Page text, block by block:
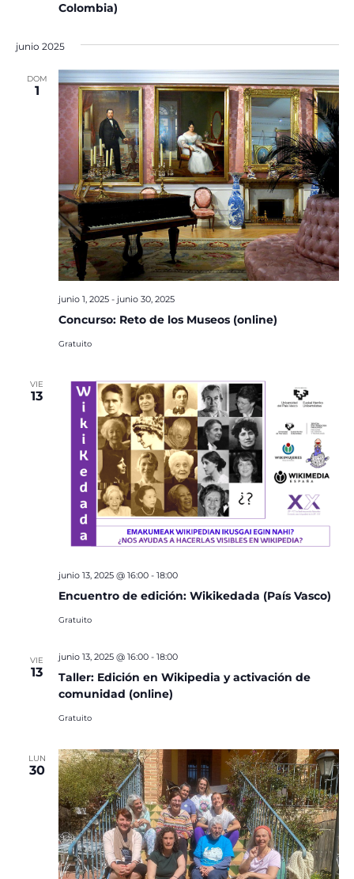
Colombia)
junio 2025
DOM
1
Concurso: Reto de los Museos (online)
junio 1, 2025- junio 30, 2025
Gratuito
VIE
13
Encuentro de edición: Wikikedada (País Vasco)
junio 13, 2025 @ 16:00- 18:00
Gratuito
VIE
13
Taller: Edición en Wikipedia y activación de
comunidad (online)
junio 13, 2025 @ 16:00- 18:00
Gratuito
LUN
30